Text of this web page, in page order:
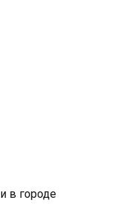
в городе